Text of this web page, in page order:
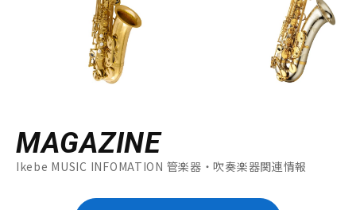
MAGAZINE
Ikebe MUSIC INFOMATION 管楽器・吹奏楽器関連情報